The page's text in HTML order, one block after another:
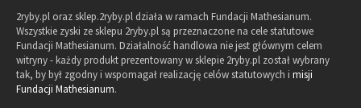
2ryby.pl oraz sklep.2ryby.pl działa w ramach Fundacji Mathesianum.
Wszystkie zyski ze sklepu 2ryby.pl są przeznaczone na cele statutowe
Fundacji Mathesianum. Działalność handlowa nie jest głównym celem
witryny - każdy produkt prezentowany w sklepie 2ryby.pl został wybrany
tak, by był zgodny i wspomagał realizację celów statutowych i misji
Fundacji Mathesianum.